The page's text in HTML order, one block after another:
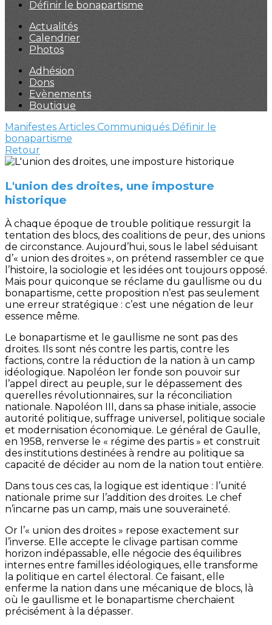
Définir le bonapartisme
Actualités
Calendrier
Photos
Adhésion
Dons
Evènements
Boutique
Manifestes Articles Communiqués Définir le
bonapartisme
Retour
L'union des droites, une imposture
historique
À chaque époque de trouble politique ressurgit la
tentation des blocs, des coalitions de peur, des unions
de circonstance. Aujourd’hui, sous le label séduisant
d’« union des droites », on prétend rassembler ce que
l’histoire, la sociologie et les idées ont toujours opposé.
Mais pour quiconque se réclame du gaullisme ou du
bonapartisme, cette proposition n’est pas seulement
une erreur stratégique : c’est une négation de leur
essence même.
Le bonapartisme et le gaullisme ne sont pas des
droites. Ils sont nés contre les partis, contre les
factions, contre la réduction de la nation à un camp
idéologique. Napoléon Ier fonde son pouvoir sur
l’appel direct au peuple, sur le dépassement des
querelles révolutionnaires, sur la réconciliation
nationale. Napoléon III, dans sa phase initiale, associe
autorité politique, suffrage universel, politique sociale
et modernisation économique. Le général de Gaulle,
en 1958, renverse le « régime des partis » et construit
des institutions destinées à rendre au politique sa
capacité de décider au nom de la nation tout entière.
Dans tous ces cas, la logique est identique : l’unité
nationale prime sur l’addition des droites. Le chef
n’incarne pas un camp, mais une souveraineté.
Or l’« union des droites » repose exactement sur
l’inverse. Elle accepte le clivage partisan comme
horizon indépassable, elle négocie des équilibres
internes entre familles idéologiques, elle transforme
la politique en cartel électoral. Ce faisant, elle
enferme la nation dans une mécanique de blocs, là
où le gaullisme et le bonapartisme cherchaient
précisément à la dépasser.